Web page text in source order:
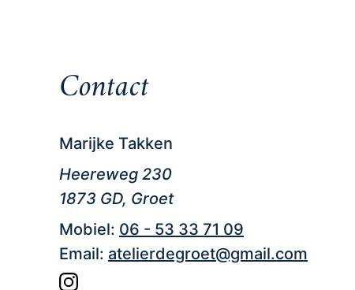
Contact
Marijke Takken
Heereweg 230
1873 GD, Groet
Mobiel: 06 - 53 33 71 09
Email: atelierdegroet@gmail.com